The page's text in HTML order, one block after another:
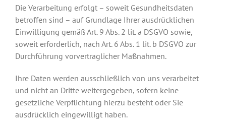
Die Verarbeitung erfolgt – soweit Gesundheitsdaten
betroffen sind – auf Grundlage Ihrer ausdrücklichen
Einwilligung gemäß Art. 9 Abs. 2 lit. a DSGVO sowie,
soweit erforderlich, nach Art. 6 Abs. 1 lit. b DSGVO zur
Durchführung vorvertraglicher Maßnahmen.
Ihre Daten werden ausschließlich von uns verarbeitet
und nicht an Dritte weitergegeben, sofern keine
gesetzliche Verpflichtung hierzu besteht oder Sie
ausdrücklich eingewilligt haben.